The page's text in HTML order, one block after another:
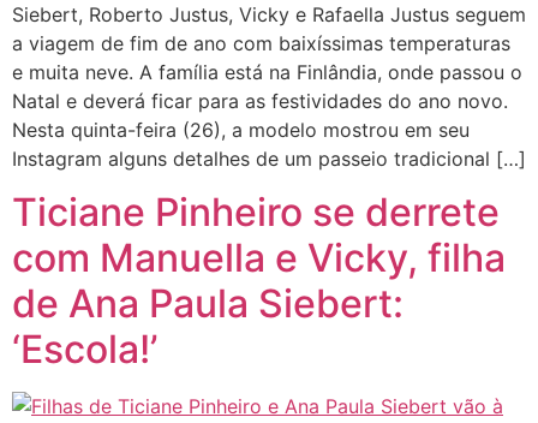
Siebert, Roberto Justus, Vicky e Rafaella Justus seguem
a viagem de fim de ano com baixíssimas temperaturas
e muita neve. A família está na Finlândia, onde passou o
Natal e deverá ficar para as festividades do ano novo.
Nesta quinta-feira (26), a modelo mostrou em seu
Instagram alguns detalhes de um passeio tradicional […]
Ticiane Pinheiro se derrete
com Manuella e Vicky, filha
de Ana Paula Siebert:
‘Escola!’